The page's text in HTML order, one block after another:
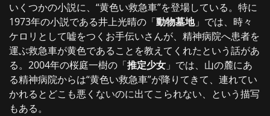
いくつかの小説に、“黄色い救急車”を登場している。特に
1973年の小説である井上光晴の「動物墓地」では、時々
ケロリとして嘘をつくお手伝いさんが、精神病院へ患者を
運ぶ救急車が黄色であることを教えてくれたという話があ
る。2004年の桜庭一樹の「推定少女 」では、山の麓にあ
る精神病院からは“黄色い救急車”が降りてきて、連れてい
かれるとどこも悪くないのに出てこられない、という描写
もある。